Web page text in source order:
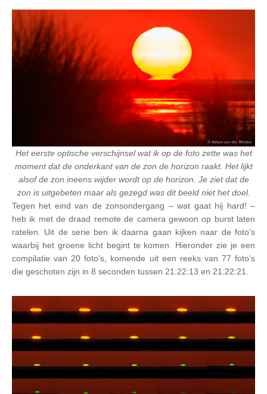
Het eerste optische verschijnsel wat ik op de foto zette was het
moment dat de onderkant van de zon de horizon raakt. Het lijkt
alsof de zon ineens wijder wordt op de horizon. Je ziet dat de
zon is uitgebeten maar als gezegd was dit beeld niet het doel.
Tegen het eind van de zonsondergang – wat gaat hij hard! –
heb ik met de draad remote de camera gewoon op burst laten
ratelen. Uit de serie ben ik daarna gaan kijken naar de foto’s
waarbij het groene licht begint te komen. Hieronder zie je een
compilatie van 20 foto’s, komende uit een reeks van 77 foto’s
die geschoten zijn in 8 seconden tussen 21:22:13 en 21:22:21.